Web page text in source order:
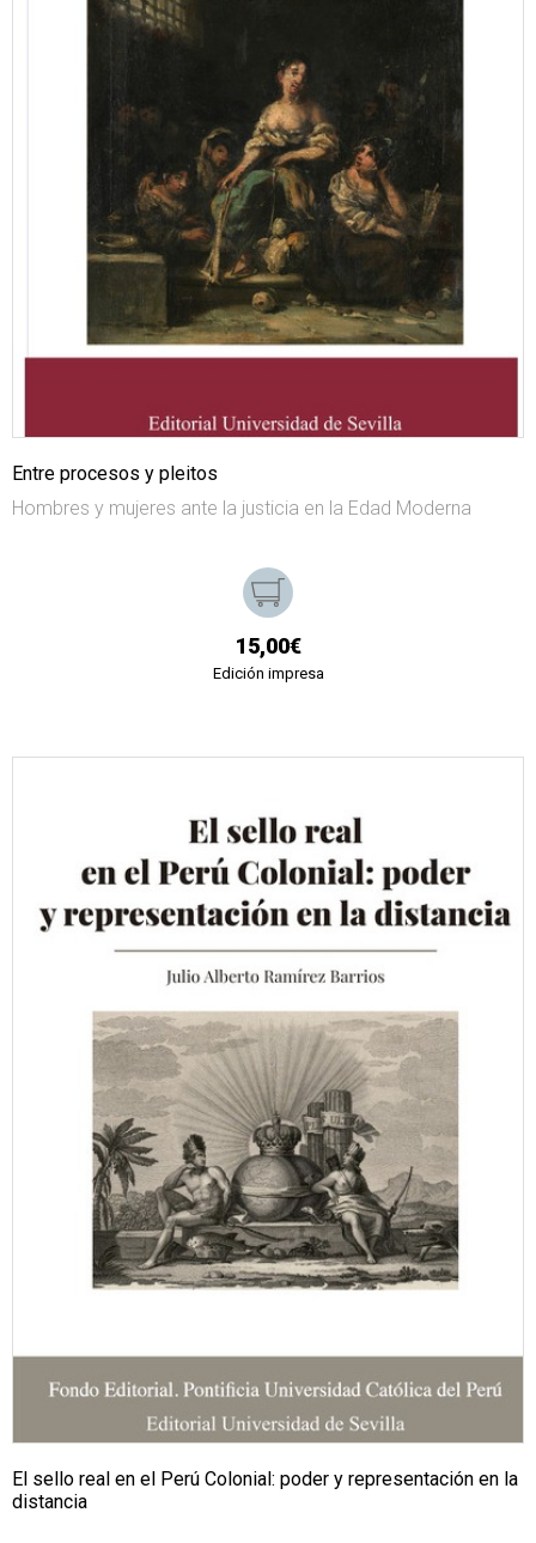
Entre procesos y pleitos
Hombres y mujeres ante la justicia en la Edad Moderna
15,00€
Edición impresa
El sello real en el Perú Colonial: poder y representación en la
distancia